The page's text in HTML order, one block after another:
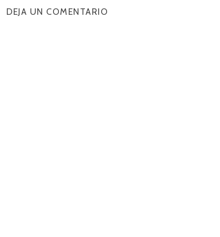
DEJA UN COMENTARIO